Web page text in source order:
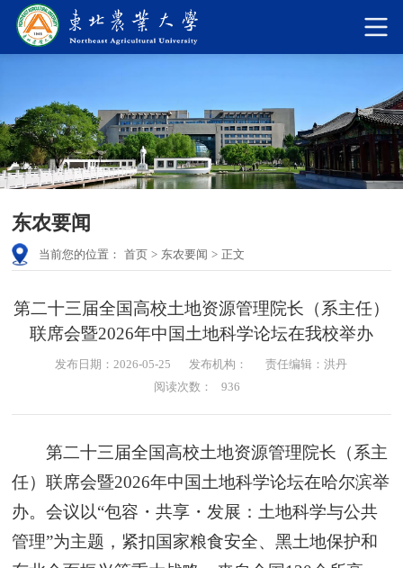
东农要闻
当前您的位置： 首页 > 东农要闻 > 正文
第二十三届全国高校土地资源管理院长（系主任）
联席会暨2026年中国土地科学论坛在我校举办
发布日期：2026-05-25 发布机构：
责任编辑：洪丹
阅读次数：
936
第二十三届全国高校土地资源管理院长（系主
任）联席会暨2026年中国土地科学论坛在哈尔滨举
办。会议以“包容・共享・发展：土地科学与公共
管理”为主题，紧扣国家粮食安全、黑土地保护和